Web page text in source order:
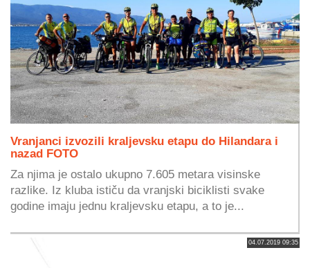
Vranjanci izvozili kraljevsku etapu do Hilandara i
nazad FOTO
Za njima je ostalo ukupno 7.605 metara visinske
razlike. Iz kluba ističu da vranjski biciklisti svake
godine imaju jednu kraljevsku etapu, a to je...
04.07.2019 09:35